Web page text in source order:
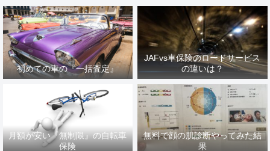
初めての車の『一括査定』
JAFvs車保険のロードサービス
の違いは？
月額が安い『無制限』の自転車
保険
無料で顔の肌診断やってみた結
果